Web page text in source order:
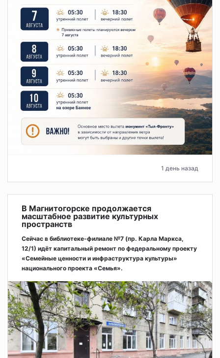
1 день назад
В Магнитогорске продолжается
масштабное развитие культурных
пространств
Сейчас в библиотеке-филиале №7 (пр. Карла Маркса,
12/1) идёт капитальный ремонт по федеральному проекту
«Семейные ценности и инфраструктура культуры»
национального проекта «Семья».